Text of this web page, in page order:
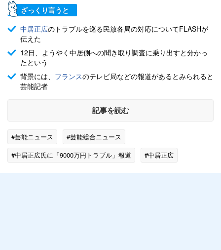
ざっくり言うと
中居正広のトラブルを巡る民放各局の対応についてFLASHが
伝えた
12日、ようやく中居側への聞き取り調査に乗り出すと分かっ
たという
背景には、 フランスのテレビ局などの報道があるとみられると
芸能記者
記事を読む
#芸能ニュース
#芸能総合ニュース
#中居正広氏に「9000万円トラブル」報道
#中居正広